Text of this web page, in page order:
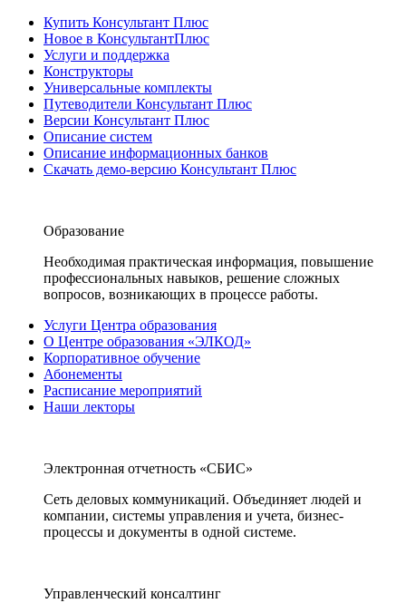
Купить Консультант Плюс
Новое в КонсультантПлюс
Услуги и поддержка
Конструкторы
Универсальные комплекты
Путеводители Консультант Плюс
Версии Консультант Плюс
Описание систем
Описание информационных банков
Скачать демо-версию Консультант Плюс
Образование
Необходимая практическая информация, повышение
профессиональных навыков, решение сложных
вопросов, возникающих в процессе работы.
Услуги Центра образования
О Центре образования «ЭЛКОД»
Корпоративное обучение
Абонементы
Расписание мероприятий
Наши лекторы
Электронная отчетность «СБИС»
Сеть деловых коммуникаций. Объединяет людей и
компании, системы управления и учета, бизнес-
процессы и документы в одной системе.
Управленческий консалтинг